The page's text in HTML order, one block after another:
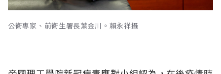
公衛專家、前衛生署長葉金川。賴永祥攝